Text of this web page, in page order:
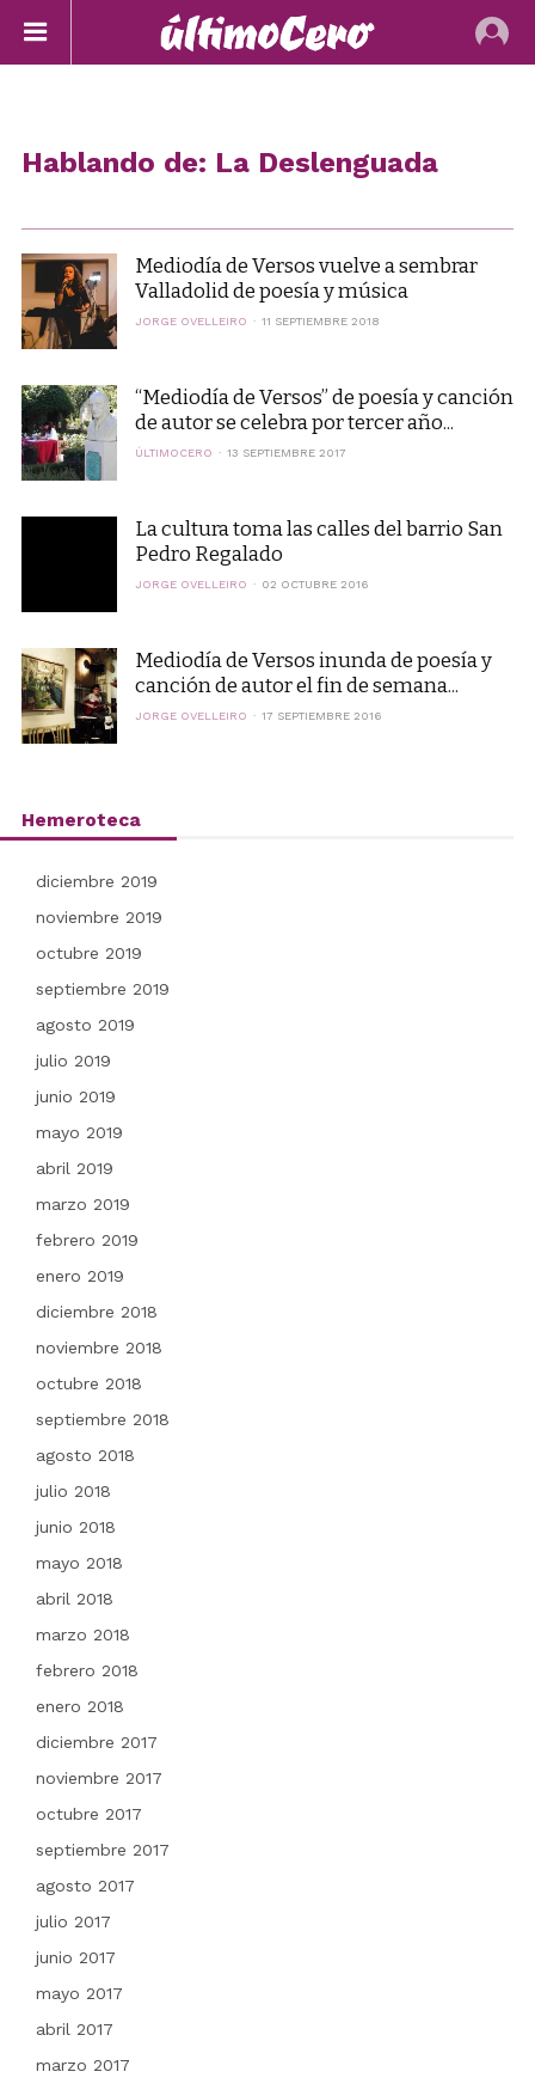
Hablando de: La Deslenguada
Mediodía de Versos vuelve a sembrar
Valladolid de poesía y música
JORGE OVELLEIRO 11 SEPTIEMBRE 2018
“Mediodía de Versos” de poesía y canción
de autor se celebra por tercer año...
ÚLTIMOCERO 13 SEPTIEMBRE 2017
La cultura toma las calles del barrio San
Pedro Regalado
JORGE OVELLEIRO 02 OCTUBRE 2016
Mediodía de Versos inunda de poesía y
canción de autor el fin de semana...
JORGE OVELLEIRO 17 SEPTIEMBRE 2016
Hemeroteca
diciembre 2019
noviembre 2019
octubre 2019
septiembre 2019
agosto 2019
julio 2019
junio 2019
mayo 2019
abril 2019
marzo 2019
febrero 2019
enero 2019
diciembre 2018
noviembre 2018
octubre 2018
septiembre 2018
agosto 2018
julio 2018
junio 2018
mayo 2018
abril 2018
marzo 2018
febrero 2018
enero 2018
diciembre 2017
noviembre 2017
octubre 2017
septiembre 2017
agosto 2017
julio 2017
junio 2017
mayo 2017
abril 2017
marzo 2017